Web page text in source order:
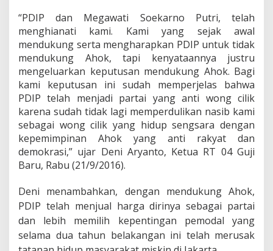
“PDIP dan Megawati Soekarno Putri, telah
menghianati kami. Kami yang sejak awal
mendukung serta mengharapkan PDIP untuk tidak
mendukung Ahok, tapi kenyataannya justru
mengeluarkan keputusan mendukung Ahok. Bagi
kami keputusan ini sudah memperjelas bahwa
PDIP telah menjadi partai yang anti wong cilik
karena sudah tidak lagi memperdulikan nasib kami
sebagai wong cilik yang hidup sengsara dengan
kepemimpinan Ahok yang anti rakyat dan
demokrasi,” ujar Deni Aryanto, Ketua RT 04 Guji
Baru, Rabu (21/9/2016).
Deni menambahkan, dengan mendukung Ahok,
PDIP telah menjual harga dirinya sebagai partai
dan lebih memilih kepentingan pemodal yang
selama dua tahun belakangan ini telah merusak